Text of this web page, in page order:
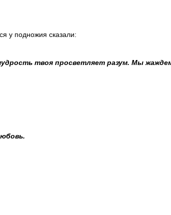
у подножия сказали:
твоя просветляет разум. Мы